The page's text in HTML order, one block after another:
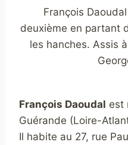
François
deuxième en partant
les hanches. Assis
François Daoudal est
Guérande (Loire-
Il habite au 27, rue